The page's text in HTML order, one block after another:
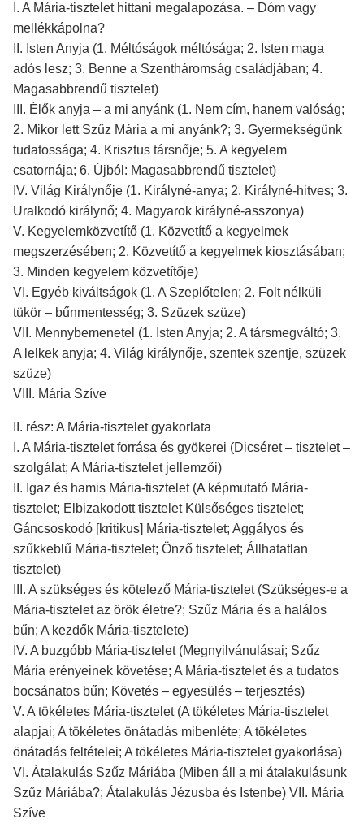
I. A Mária-tisztelet hittani megalapozása. – Dóm vagy
mellékkápolna?
II. Isten Anyja (1. Méltóságok méltósága; 2. Isten maga
adós lesz; 3. Benne a Szentháromság családjában; 4.
Magasabbrendű tisztelet)
III. Élők anyja – a mi anyánk (1. Nem cím, hanem valóság;
2. Mikor lett Szűz Mária a mi anyánk?; 3. Gyermekségünk
tudatossága; 4. Krisztus társnője; 5. A kegyelem
csatornája; 6. Újból: Magasabbrendű tisztelet)
IV. Világ Királynője (1. Királyné-anya; 2. Királyné-hitves; 3.
Uralkodó királynő; 4. Magyarok királyné-asszonya)
V. Kegyelemközvetítő (1. Közvetítő a kegyelmek
megszerzésében; 2. Közvetítő a kegyelmek kiosztásában;
3. Minden kegyelem közvetítője)
VI. Egyéb kiváltságok (1. A Szeplőtelen; 2. Folt nélküli
tükör – bűnmentesség; 3. Szüzek szüze)
VII. Mennybemenetel (1. Isten Anyja; 2. A társmegváltó; 3.
A lelkek anyja; 4. Világ királynője, szentek szentje, szüzek
szüze)
VIII. Mária Szíve
II. rész: A Mária-tisztelet gyakorlata
I. A Mária-tisztelet forrása és gyökerei (Dicséret – tisztelet –
szolgálat; A Mária-tisztelet jellemzői)
II. Igaz és hamis Mária-tisztelet (A képmutató Mária-
tisztelet; Elbizakodott tisztelet Külsőséges tisztelet;
Gáncsoskodó [kritikus] Mária-tisztelet; Aggályos és
szűkkeblű Mária-tisztelet; Önző tisztelet; Állhatatlan
tisztelet)
III. A szükséges és kötelező Mária-tisztelet (Szükséges-e a
Mária-tisztelet az örök életre?; Szűz Mária és a halálos
bűn; A kezdők Mária-tisztelete)
IV. A buzgóbb Mária-tisztelet (Megnyilvánulásai; Szűz
Mária erényeinek követése; A Mária-tisztelet és a tudatos
bocsánatos bűn; Követés – egyesülés – terjesztés)
V. A tökéletes Mária-tisztelet (A tökéletes Mária-tisztelet
alapjai; A tökéletes önátadás mibenléte; A tökéletes
önátadás feltételei; A tökéletes Mária-tisztelet gyakorlása)
VI. Átalakulás Szűz Máriába (Miben áll a mi átalakulásunk
Szűz Máriába?; Átalakulás Jézusba és Istenbe) VII. Mária
Szíve